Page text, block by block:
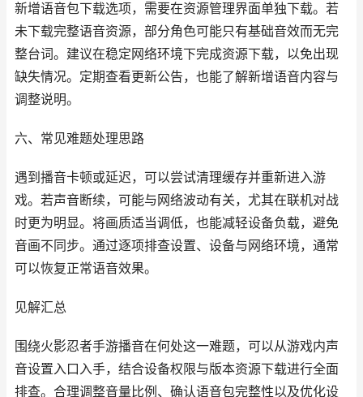
新增语音包下载选项，需要在资源管理界面单独下载。若
未下载完整语音资源，部分角色可能只有基础音效而无完
整台词。建议在稳定网络环境下完成资源下载，以免出现
缺失情况。定期查看更新公告，也能了解新增语音内容与
调整说明。
六、常见难题处理思路
遇到播音卡顿或延迟，可以尝试清理缓存并重新进入游
戏。若声音断续，可能与网络波动有关，尤其在联机对战
时更为明显。将画质适当调低，也能减轻设备负载，避免
音画不同步。通过逐项排查设置、设备与网络环境，通常
可以恢复正常语音效果。
见解汇总
围绕火影忍者手游播音在何处这一难题，可以从游戏内声
音设置入口入手，结合设备权限与版本资源下载进行全面
排查。合理调整音量比例、确认语音包完整性以及优化设